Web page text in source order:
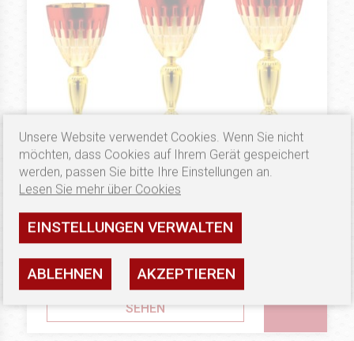
SETS
ZESTAW PUCHARÓW
SET25181
Verfügbarkeit: Letzte Exemplare
SEHEN
Unsere Website verwendet Cookies. Wenn Sie nicht
möchten, dass Cookies auf Ihrem Gerät gespeichert
werden, passen Sie bitte Ihre Einstellungen an.
Lesen Sie mehr über Cookies
EINSTELLUNGEN VERWALTEN
ABLEHNEN AKZEPTIEREN